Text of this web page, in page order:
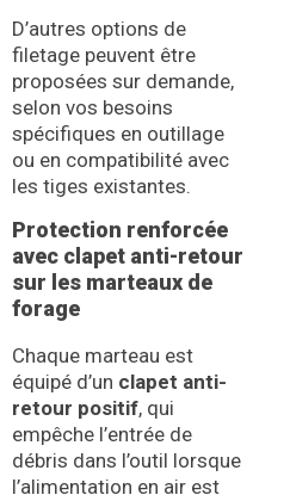
D’autres options de
filetage peuvent être
proposées sur demande,
selon vos besoins
spécifiques en outillage
ou en compatibilité avec
les tiges existantes.
Protection renforcée
avec clapet anti-retour
sur les marteaux de
forage
Chaque marteau est
équipé d’un clapet anti-
retour positif, qui
empêche l’entrée de
débris dans l’outil lorsque
l’alimentation en air est